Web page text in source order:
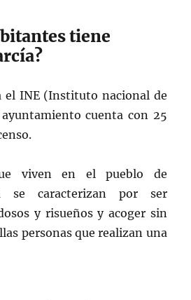
tiene
el INE (Instituto nacional de
cuenta con 25
viven en el pueblo de
se caracterizan por ser
y risueños y acoger sin
personas que realizan una